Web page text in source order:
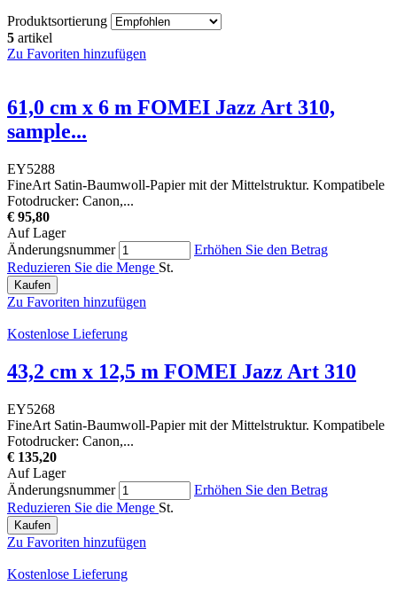
Produktsortierung
5 artikel
Zu Favoriten hinzufügen
61,0 cm x 6 m FOMEI Jazz Art 310,
sample...
EY5288
FineArt Satin-Baumwoll-Papier mit der Mittelstruktur. Kompatibele
Fotodrucker: Canon,...
€ 95,80
Auf Lager
Änderungsnummer
Erhöhen Sie den Betrag
Reduzieren Sie die Menge St.
Kaufen
Zu Favoriten hinzufügen
Kostenlose Lieferung
43,2 cm x 12,5 m FOMEI Jazz Art 310
EY5268
FineArt Satin-Baumwoll-Papier mit der Mittelstruktur. Kompatibele
Fotodrucker: Canon,...
€ 135,20
Auf Lager
Änderungsnummer
Erhöhen Sie den Betrag
Reduzieren Sie die Menge St.
Kaufen
Zu Favoriten hinzufügen
Kostenlose Lieferung